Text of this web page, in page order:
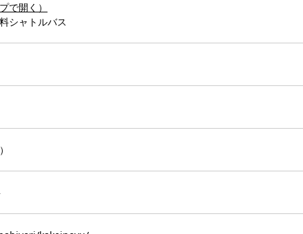
で開く）
シャトルバス